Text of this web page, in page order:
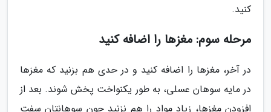
کنید.
مرحله سوم: مغزها را اضافه کنید
در آخر، مغزها را اضافه کنید و در حدی هم بزنید که مغزها
در مایه سوهان عسلی، به طور یکنواخت پخش شوند. بعد از
افزودن مغزها، زیاد مواد را هم نزنید چون سوهانتان سفت